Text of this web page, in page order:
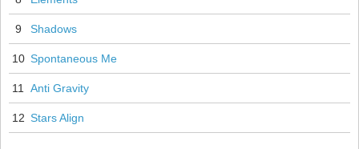
9 Shadows
10 Spontaneous Me
11 Anti Gravity
12 Stars Align